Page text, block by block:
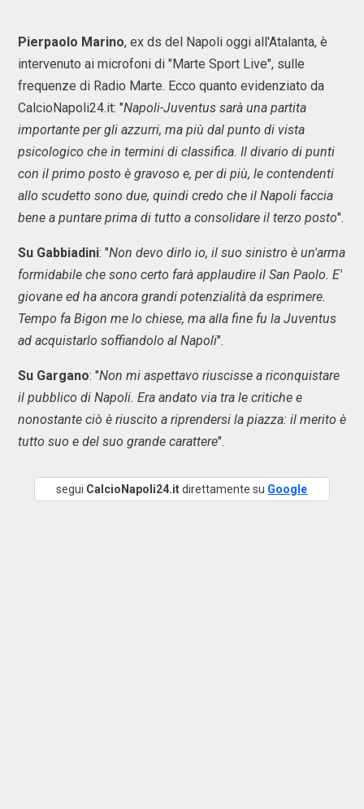
Pierpaolo Marino, ex ds del Napoli oggi all'Atalanta, è
intervenuto ai microfoni di "Marte Sport Live", sulle
frequenze di Radio Marte. Ecco quanto evidenziato da
CalcioNapoli24.it: "Napoli-Juventus sarà una partita
importante per gli azzurri, ma più dal punto di vista
psicologico che in termini di classifica. Il divario di punti
con il primo posto è gravoso e, per di più, le contendenti
allo scudetto sono due, quindi credo che il Napoli faccia
bene a puntare prima di tutto a consolidare il terzo posto".
Su Gabbiadini: "Non devo dirlo io, il suo sinistro è un'arma
formidabile che sono certo farà applaudire il San Paolo. E'
giovane ed ha ancora grandi potenzialità da esprimere.
Tempo fa Bigon me lo chiese, ma alla fine fu la Juventus
ad acquistarlo soffiandolo al Napoli".
Su Gargano: "Non mi aspettavo riuscisse a riconquistare
il pubblico di Napoli. Era andato via tra le critiche e
nonostante ciò è riuscito a riprendersi la piazza: il merito è
tutto suo e del suo grande carattere".
segui CalcioNapoli24.itdirettamente su Google